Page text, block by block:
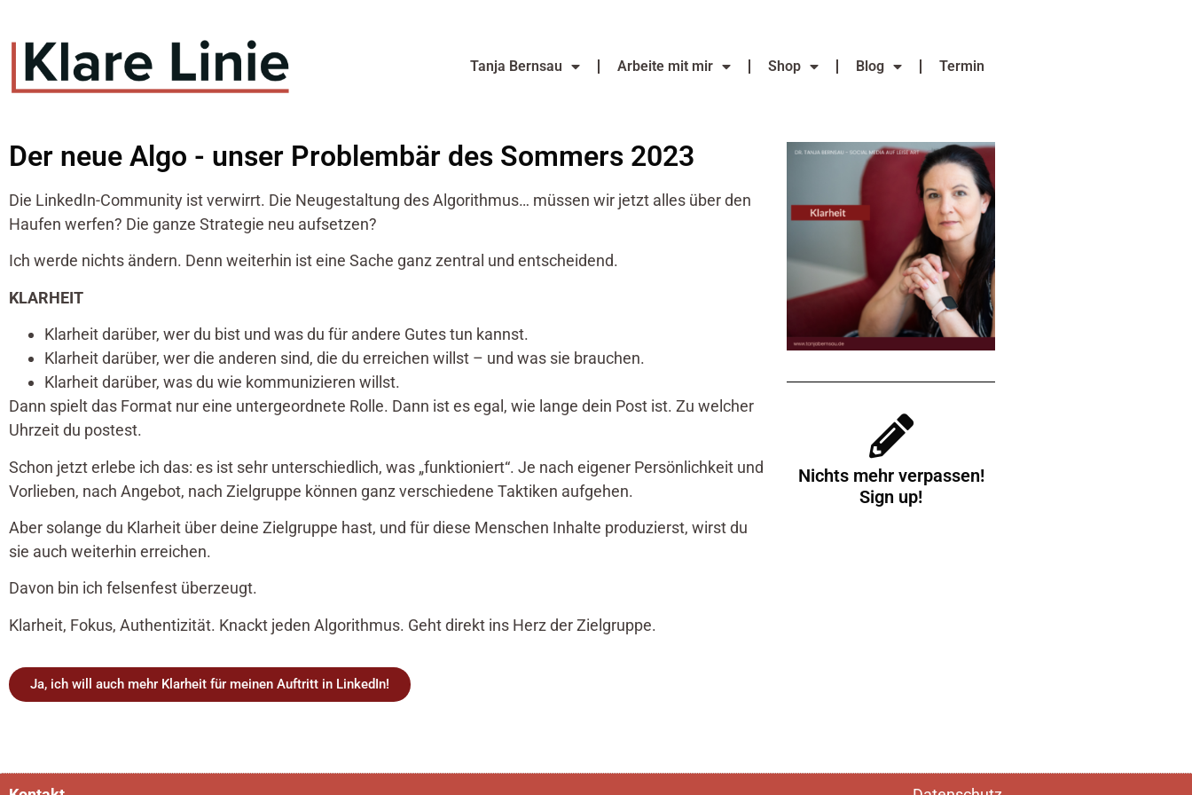
Tanja Bernsau Arbeite mit mir Shop Blog Termin
Der neue Algo - unser Problembär des Sommers 2023
Die LinkedIn-Community ist verwirrt. Die Neugestaltung des Algorithmus… müssen wir jetzt alles über den
Haufen werfen? Die ganze Strategie neu aufsetzen?
Ich werde nichts ändern. Denn weiterhin ist eine Sache ganz zentral und entscheidend.
KLARHEIT
Klarheit darüber, wer du bist und was du für andere Gutes tun kannst.
Klarheit darüber, wer die anderen sind, die du erreichen willst – und was sie brauchen.
Klarheit darüber, was du wie kommunizieren willst.
Dann spielt das Format nur eine untergeordnete Rolle. Dann ist es egal, wie lange dein Post ist. Zu welcher
Uhrzeit du postest.
Schon jetzt erlebe ich das: es ist sehr unterschiedlich, was „funktioniert“. Je nach eigener Persönlichkeit und
Vorlieben, nach Angebot, nach Zielgruppe können ganz verschiedene Taktiken aufgehen.
Aber solange du Klarheit über deine Zielgruppe hast, und für diese Menschen Inhalte produzierst, wirst du
sie auch weiterhin erreichen.
Davon bin ich felsenfest überzeugt.
Klarheit, Fokus, Authentizität. Knackt jeden Algorithmus. Geht direkt ins Herz der Zielgruppe.
Ja, ich will auch mehr Klarheit für meinen Auftritt in LinkedIn!
Nichts mehr verpassen!
Sign up!